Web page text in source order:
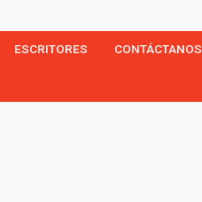
ESCRITORES CONTÁCTANOS